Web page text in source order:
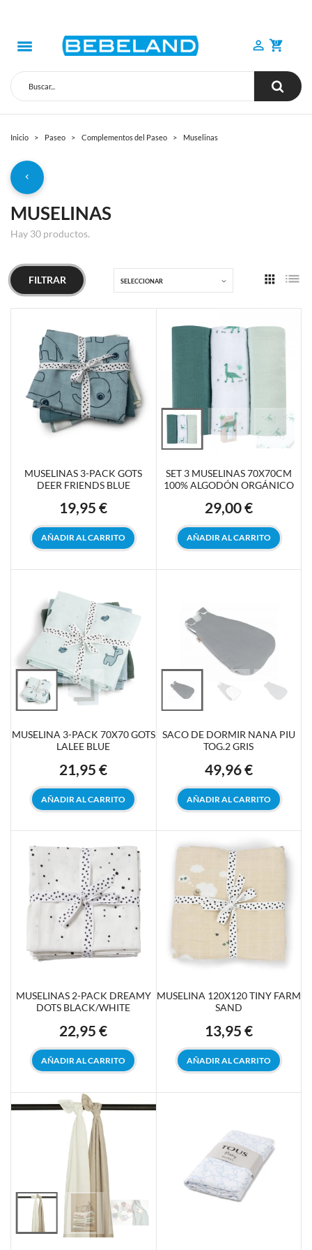
0
Inicio Paseo Complementos del Paseo Muselinas
MUSELINAS
Hay 30 productos.
FILTRAR SELECCIONAR
MUSELINAS 3-PACK GOTS
DEER FRIENDS BLUE
Precio
19,95 €
AÑADIR AL CARRITO
SET 3 MUSELINAS 70X70CM
100% ALGODÓN ORGÁNICO
Precio
29,00 €
AÑADIR AL CARRITO
MUSELINA 3-PACK 70X70 GOTS
LALEE BLUE
Precio
21,95 €
AÑADIR AL CARRITO
SACO DE DORMIR NANA PIU
TOG.2 GRIS
Precio
49,96 €
AÑADIR AL CARRITO
MUSELINAS 2-PACK DREAMY
DOTS BLACK/WHITE
Precio
22,95 €
AÑADIR AL CARRITO
MUSELINA 120X120 TINY FARM
SAND
Precio
13,95 €
AÑADIR AL CARRITO